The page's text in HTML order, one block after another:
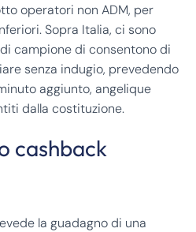
operatori non ADM, per
Sopra Italia, ci sono
campione di consentono di
senza indugio, prevedendo
aggiunto, angelique
dalla costituzione.
cashback
la guadagno di una